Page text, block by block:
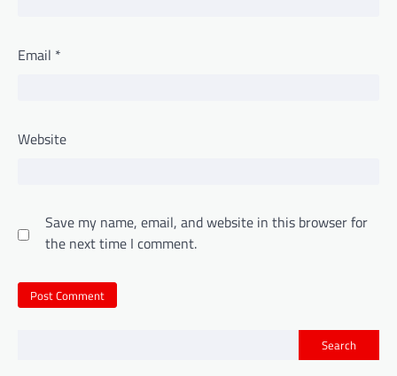
Email *
Website
Save my name, email, and website in this browser for
the next time I comment.
Search